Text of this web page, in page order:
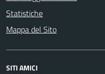
Statistiche
Mappa del Sito
SITI AMICI